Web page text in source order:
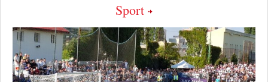
Sport